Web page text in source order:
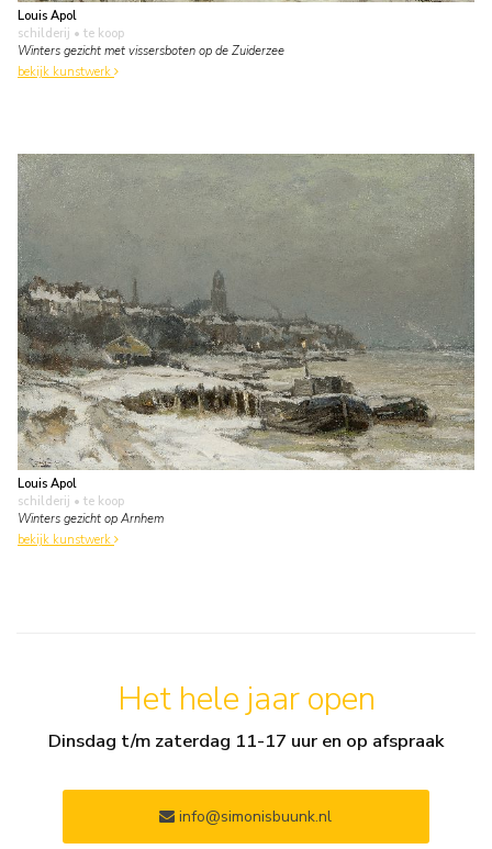
Louis Apol
schilderij • te koop
Winters gezicht met vissersboten op de Zuiderzee
bekijk kunstwerk
Louis Apol
schilderij • te koop
Winters gezicht op Arnhem
bekijk kunstwerk
Het hele jaar open
Dinsdag t/m zaterdag 11-17 uur en op afspraak
info@simonisbuunk.nl